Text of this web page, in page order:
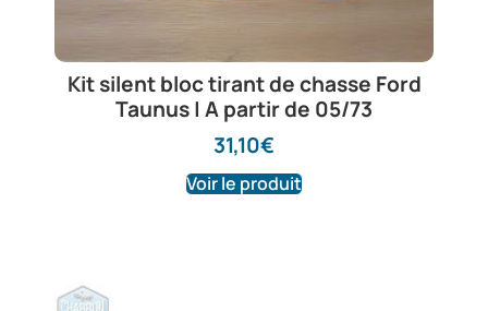
Kit silent bloc tirant de chasse Ford
Taunus | A partir de 05/73
31,10€
Voir le produit